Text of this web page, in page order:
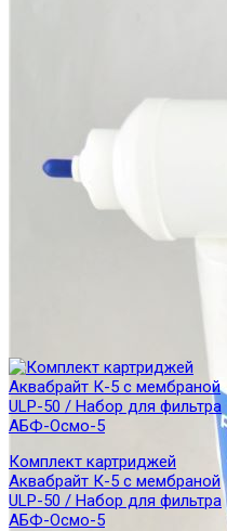
Комплект картриджей
Аквабрайт К-5 с мембраной
ULP-50 / Набор для фильтра
АБФ-Осмо-5